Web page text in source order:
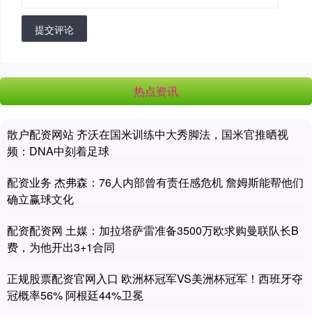
提交评论
热点资讯
散户配资网站 齐沃在国米训练中大秀脚法，国米官推晒视
频：DNA中刻着足球
配资业务 杰弗森：76人内部曾有责任感危机 詹姆斯能帮他们
确立赢球文化
配资配资网 土媒：加拉塔萨雷准备3500万欧求购曼联队长B
费，为他开出3+1合同
正规股票配资官网入口 欧洲杯冠军VS美洲杯冠军！西班牙夺
冠概率56% 阿根廷44%卫冕